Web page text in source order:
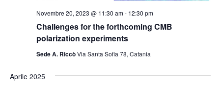
Challenges for the forthcoming CMB
polarization experiments
Novembre 20, 2023 @ 11:30 am- 12:30 pm
Sede A. RiccòVia Santa Sofia 78, Catania
Aprile 2025